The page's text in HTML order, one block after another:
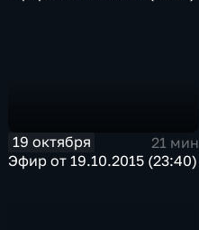
19 октября
21 мин
Эфир от 19.10.2015 (23:40)